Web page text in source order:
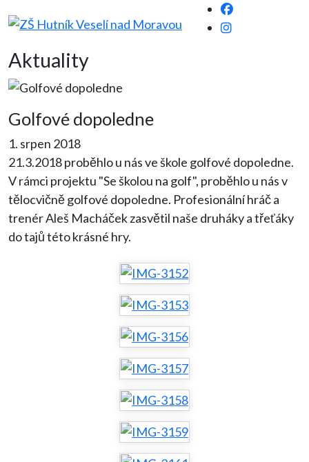
Aktuality
Golfové dopoledne
1. srpen 2018
21.3.2018 proběhlo u nás ve škole golfové dopoledne.
V rámci projektu "Se školou na golf", proběhlo u nás v
tělocvičně golfové dopoledne. Profesionální hráč a
trenér Aleš Macháček zasvětil naše druháky a třeťáky
do tajů této krásné hry.